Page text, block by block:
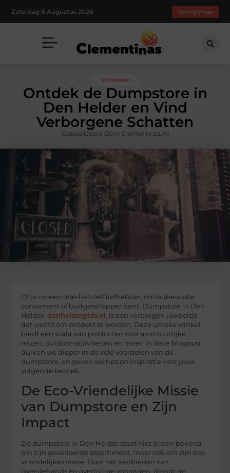
Zaterdag 8 Augustus 2026 Schrijf mee
Winkelen
Ontdek de Dumpstore in
Den Helder en Vind
Verborgene Schatten
Gepubliceerd Door Clementinas.nl
Of je nu een doe-het-zelf liefhebber, milieubewuste
consument of budgetshopper bent, Dumpstore in Den
Helder.denheldergids.nl . is een verborgen juweeltje
dat wacht om ontdekt te worden. Deze unieke winkel
biedt een scala aan producten voor avontuurlijke
reizen, outdoor-activiteiten en meer. In deze blogpost
duiken we dieper in de vele voordelen van de
dumpstore, en geven we tips en inspiratie voor jouw
volgende bezoek.
De Eco-Vriendelijke Missie
van Dumpstore en Zijn
Impact
De dumpstore in Den Helder staat niet alleen bekend
om zijn gevarieerde assortiment, maar ook om zijn eco-
vriendelijke missie. Door het aanbieden van
tweedehands en overtollige voorraden, draagt de